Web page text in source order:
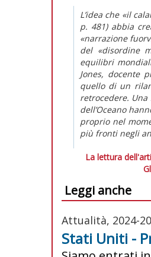
L’idea che «il
p. 481) abbia
«narrazione
del «disordine
equilibri
Jones, docente
quello di un
retrocedere.
dell’Oceano
proprio nel
più fronti negli
La lettura
Leggi anche
Attualità, 2024-20
Stati Uniti -